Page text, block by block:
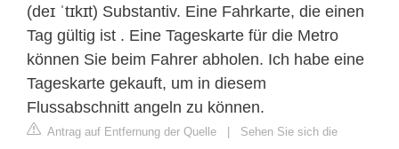
(deɪ ˈtɪkɪt) Substantiv. Eine Fahrkarte, die einen
Tag gültig ist . Eine Tageskarte für die Metro
können Sie beim Fahrer abholen. Ich habe eine
Tageskarte gekauft, um in diesem
Flussabschnitt angeln zu können.
Antrag auf Entfernung der Quelle | Sehen Sie sich die